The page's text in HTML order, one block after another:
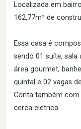
Localizada em
162,77m² de
Essa casa é
sendo 01 suíte,
área gourmet,
quintal e 02 vagas
Conta também
cerca elétrica.